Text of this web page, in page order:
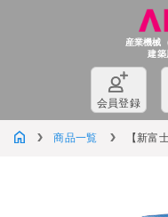
産業機械
建築
会員登録
商品一覧 【新